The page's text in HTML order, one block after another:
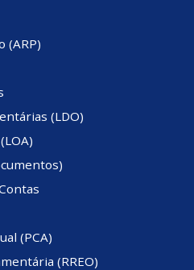
(ARP)
(LDO)
(PCA)
(RREO)